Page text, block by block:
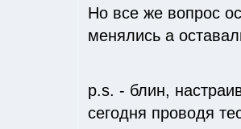
Но все же вопрос
менялись а
p.s. - блин,
сегодня проводя